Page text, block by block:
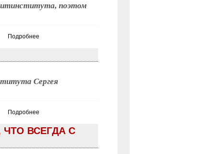
поэтом
Подробнее
Сергея
Подробнее
ЧТО ВСЕГДА С